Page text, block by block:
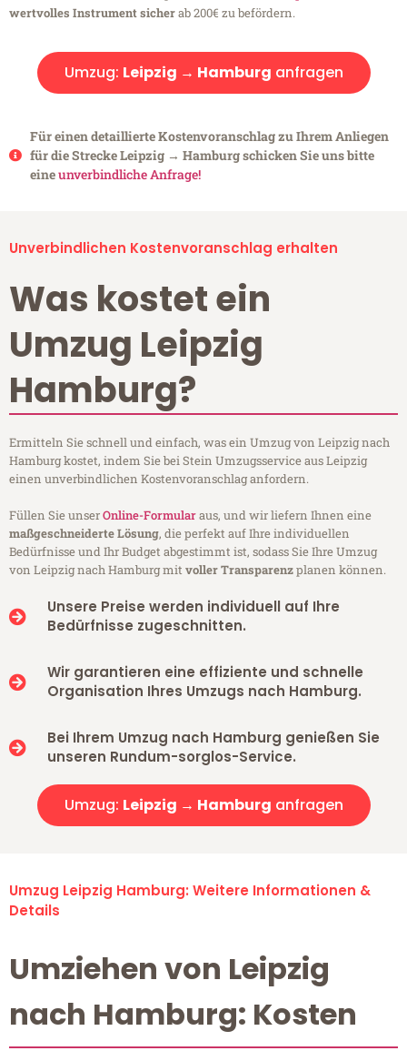
wertvolles Instrument sicherab 200€ zu befördern.
Umzug: Leipzig → Hamburg anfragen
Für einen detaillierte Kostenvoranschlag zu Ihrem Anliegen
für die Strecke Leipzig → Hamburg schicken Sie uns bitte
eineunverbindliche Anfrage!
Unverbindlichen Kostenvoranschlag erhalten
Was kostet ein
Umzug Leipzig
Hamburg?
Ermitteln Sie schnell und einfach, was ein Umzug von Leipzig nach
Hamburg kostet, indem Sie bei Stein Umzugsservice aus Leipzig
einen unverbindlichen Kostenvoranschlag anfordern.
Füllen Sie unserOnline-Formularaus, und wir liefern Ihnen eine
maßgeschneiderte Lösung, die perfekt auf Ihre individuellen
Bedürfnisse und Ihr Budget abgestimmt ist, sodass Sie Ihre Umzug
von Leipzig nach Hamburg mitvoller Transparenzplanen können.
Unsere Preise werden individuell auf Ihre
Bedürfnisse zugeschnitten.
Wir garantieren eine effiziente und schnelle
Organisation Ihres Umzugs nach Hamburg.
Bei Ihrem Umzug nach Hamburg genießen Sie
unseren Rundum-sorglos-Service.
Umzug: Leipzig → Hamburg anfragen
Umzug Leipzig Hamburg: Weitere Informationen &
Details
Umziehen von Leipzig
nach Hamburg: Kosten